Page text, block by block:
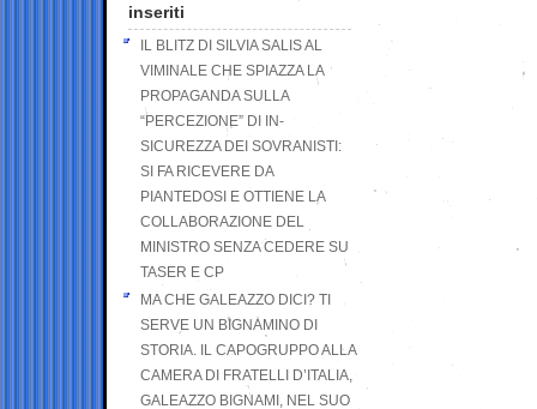
inseriti
IL BLITZ DI SILVIA SALIS AL
VIMINALE CHE SPIAZZA LA
PROPAGANDA SULLA
“PERCEZIONE” DI IN-
SICUREZZA DEI SOVRANISTI:
SI FA RICEVERE DA
PIANTEDOSI E OTTIENE LA
COLLABORAZIONE DEL
MINISTRO SENZA CEDERE SU
TASER E CP
MA CHE GALEAZZO DICI? TI
SERVE UN BIGNAMINO DI
STORIA. IL CAPOGRUPPO ALLA
CAMERA DI FRATELLI D’ITALIA,
GALEAZZO BIGNAMI, NEL SUO